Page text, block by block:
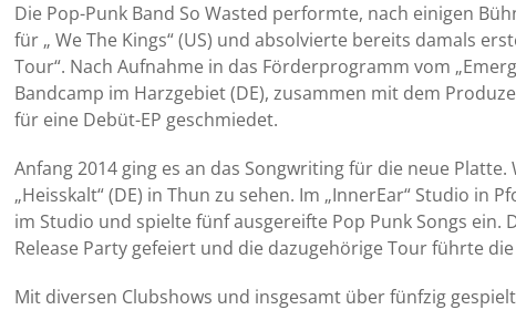
Die Pop-Punk Band So Wasted performte, nach einigen
für „ We The Kings“ (US) und absolvierte bereits damals
Tour“. Nach Aufnahme in das Förderprogramm vom
Bandcamp im Harzgebiet (DE), zusammen mit dem
für eine Debüt-EP geschmiedet.
Anfang 2014 ging es an das Songwriting für die neue
„Heisskalt“ (DE) in Thun zu sehen. Im „InnerEar“ Studio in
im Studio und spielte fünf ausgereifte Pop Punk Songs ein.
Release Party gefeiert und die dazugehörige Tour führte
Mit diversen Clubshows und insgesamt über fünfzig